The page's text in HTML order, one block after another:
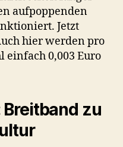
aufpoppenden
Jetzt
hier werden pro
einfach 0,003 Euro
zu